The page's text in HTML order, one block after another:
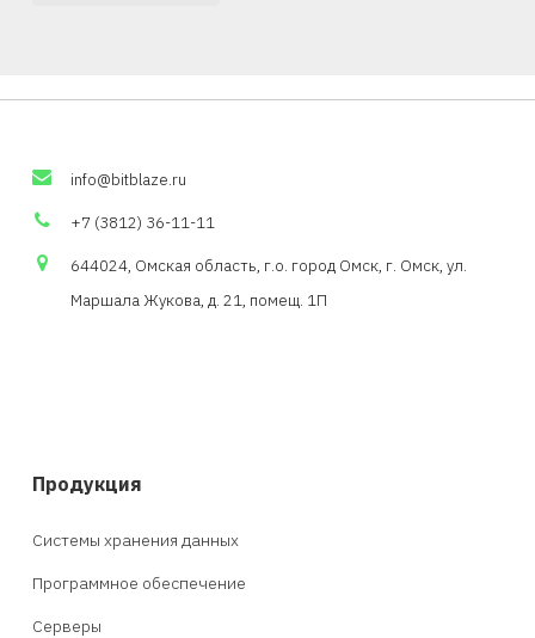
info@bitblaze.ru
+7 (3812) 36-11-11
644024, Омская область, г.о. город Омск, г. Омск, ул.
Маршала Жукова, д. 21, помещ. 1П
Продукция
Системы хранения данных
Программное обеспечение
Серверы